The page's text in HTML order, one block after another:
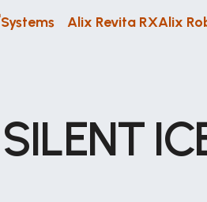
Systems Alix Revita RXAlix
SILENT